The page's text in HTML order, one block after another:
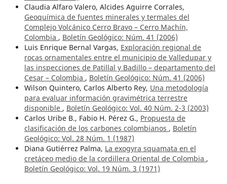
Claudia Alfaro Valero, Alcides Aguirre Corrales,
Geoquímica de fuentes minerales y termales del
Complejo Volcánico Cerro Bravo – Cerro Machín,
Colombia , Boletín Geológico: Núm. 41 (2006)
Luis Enrique Bernal Vargas, Exploración regional de
rocas ornamentales entre el municipio de Valledupar y
las inspecciones de Patillal y Badillo – departamento del
Cesar – Colombia , Boletín Geológico: Núm. 41 (2006)
Wilson Quintero, Carlos Alberto Rey, Una metodología
para evaluar información gravimétrica terrestre
disponible , Boletín Geológico: Vol. 40 Núm. 2-3 (2003)
Carlos Uribe B., Fabio H. Pérez G., Propuesta de
clasificación de los carbones colombianos , Boletín
Geológico: Vol. 28 Núm. 1 (1987)
Diana Gutiérrez Palma, La exogyra squamata en el
cretáceo medio de la cordillera Oriental de Colombia ,
Boletín Geológico: Vol. 19 Núm. 3 (1971)